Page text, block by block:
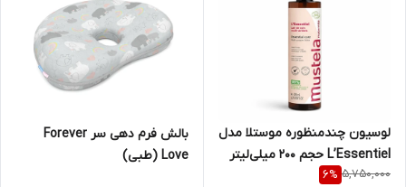
لوسیون چندمنظوره موستلا مدل
L’Essentiel حجم ۲۰۰ میلی‌لیتر
5,750,000
6%
بالش فرم دهی سر Forever
Love (طبی)